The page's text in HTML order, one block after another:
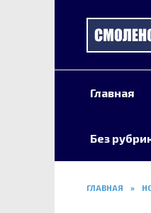
Главная
Без
ГЛАВНАЯ »